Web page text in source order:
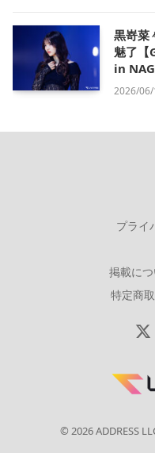
黒嵜菜
魅了【
in
2026/
プライ
掲載に
特定商
X
© 2026 ADDRESS